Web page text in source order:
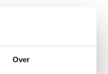
Over